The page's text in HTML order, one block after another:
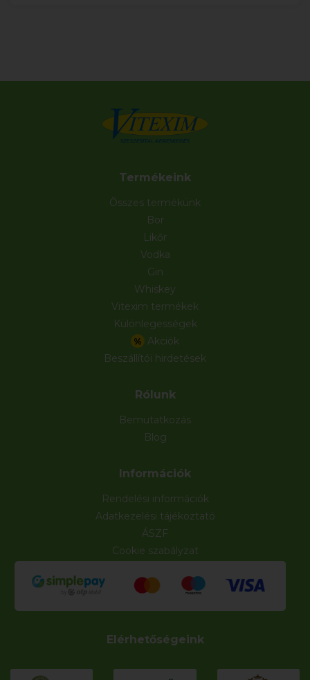
Termékeink
Összes termékünk
Bor
Likőr
Vodka
Gin
Whiskey
Vitexim termékek
Különlegességek
% Akciók
Beszállítói hirdetések
Rólunk
Bemutatkozás
Blog
Információk
Rendelési információk
Adatkezelési tájékoztató
ÁSZF
Cookie szabályzat
Elérhetőségeink